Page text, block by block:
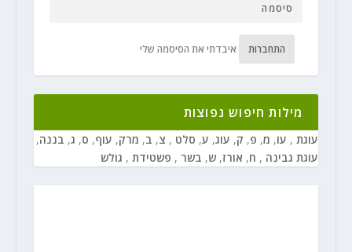
התחברות איבדתי את הסיסמה שלי
מילות חיפוש נפוצות
עוגת , עו, מ, פ, ק, עוג, ע, סלט , צ, ב, מרק, עוף, ס, ג, בננה,
עוגת גבינה , ח, אורז, ש, בשר , פשטידת , גולש